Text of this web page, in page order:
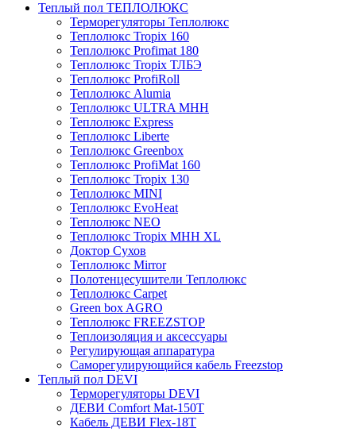
Теплый пол ТЕПЛОЛЮКС
Терморегуляторы Теплолюкс
Теплолюкс Tropix 160
Теплолюкс Profimat 180
Теплолюкс Tropix ТЛБЭ
Теплолюкс ProfiRoll
Теплолюкс Alumia
Теплолюкс ULTRA МНН
Теплолюкс Express
Теплолюкс Liberte
Теплолюкс Greenbox
Теплолюкс ProfiMat 160
Теплолюкс Tropix 130
Теплолюкс MINI
Теплолюкс EvoHeat
Теплолюкс NEO
Теплолюкс Tropix МНН XL
Доктор Сухов
Теплолюкс Mirror
Полотенцесушители Теплолюкс
Теплолюкс Carpet
Green box AGRO
Теплолюкс FREEZSTOP
Теплоизоляция и аксессуары
Регулирующая аппаратура
Cаморегулирующийся кабель Freezstop
Теплый пол DEVI
Терморегуляторы DEVI
ДЕВИ Comfort Mat-150T
Кабель ДЕВИ Flex-18T